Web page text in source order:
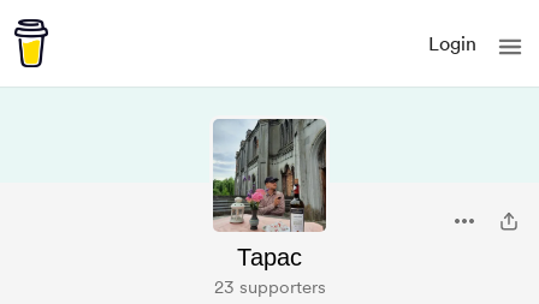
Login
Тарас
23 supporters